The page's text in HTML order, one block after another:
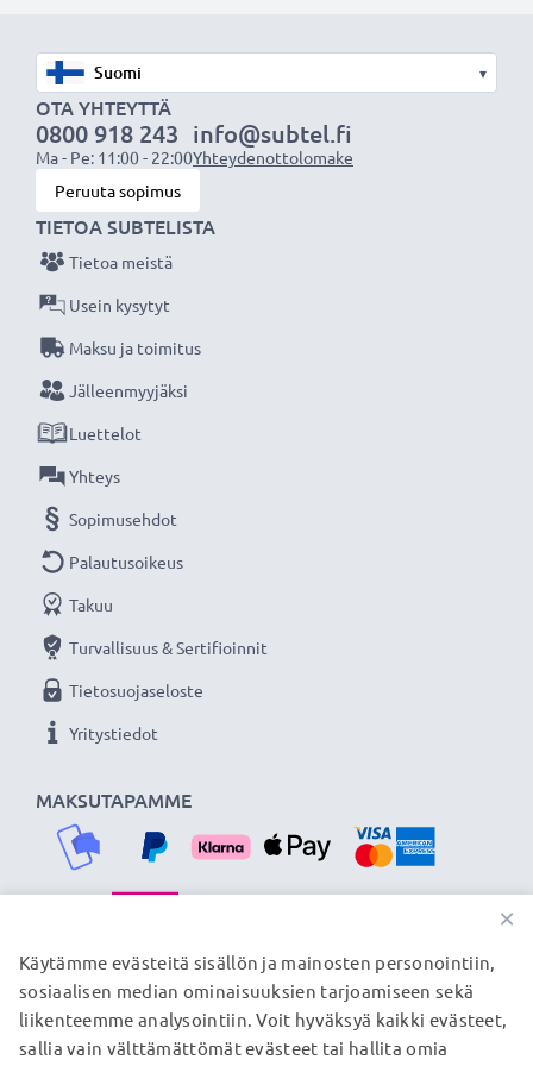
Älä missaa kuvauksellista hetkeä CELLONIC LCD-
laturin ansiosta, 3 vuoden takuu!
▾
OTA YHTEYTTÄ
0800 918 243
Ma - Pe: 11:00 - 22:00
info@subtel.fi
Yhteydenottolomake
Peruuta sopimus
MAKSUTAPAMME
TIETOA SUBTELISTA
Tietoa meistä
Usein kysytyt
Maksu ja toimitus
Jälleenmyyjäksi
Luettelot
Yhteys
Sopimusehdot
Palautusoikeus
Takuu
Turvallisuus & Sertifioinnit
Tietosuojaseloste
Yritystiedot
TOIMITUSKUMPPANIMME
© subtel.fi 2026
×
Käytämme evästeitä sisällön ja mainosten personointiin,
sosiaalisen median ominaisuuksien tarjoamiseen sekä
liikenteemme analysointiin. Voit hyväksyä kaikki evästeet,
sallia vain välttämättömät evästeet tai hallita omia